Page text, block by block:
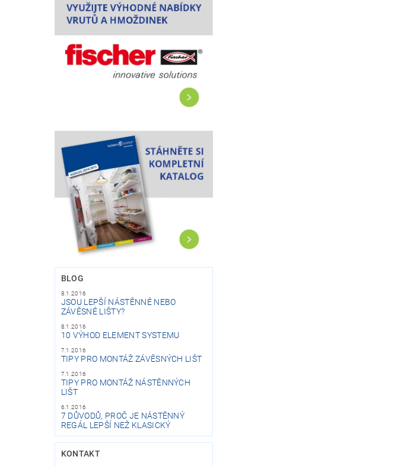
BLOG
8.1.2016
JSOU LEPŠÍ NÁSTĚNNÉ NEBO
ZÁVĚSNÉ LIŠTY?
8.1.2016
10 VÝHOD ELEMENT SYSTEMU
7.1.2016
TIPY PRO MONTÁŽ ZÁVĚSNÝCH LIŠT
7.1.2016
TIPY PRO MONTÁŽ NÁSTĚNNÝCH
LIŠT
6.1.2016
7 DŮVODŮ, PROČ JE NÁSTĚNNÝ
REGÁL LEPŠÍ NEŽ KLASICKÝ
KONTAKT